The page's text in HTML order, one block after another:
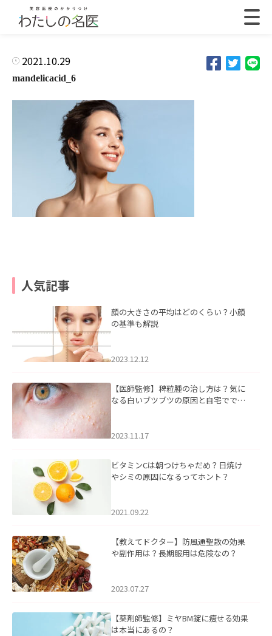
2021.10.29
mandelicacid_6
人気記事
顔の大きさの平均はどのくらい？小顔
の基準も解説
2023.12.12
【医師監修】稗粒腫の治し方は？気に
なる白いブツブツの原因と自宅ででき
2023.11.17
ビタミンCは朝つけちゃだめ？日焼け
やシミの原因になるってホント？
2021.09.22
【教えてドクター】防風通聖散の効果
や副作用は？長期服用は危険なの？
2023.07.27
【薬剤師監修】ミヤBM錠に痩せる効果
は本当にあるの？